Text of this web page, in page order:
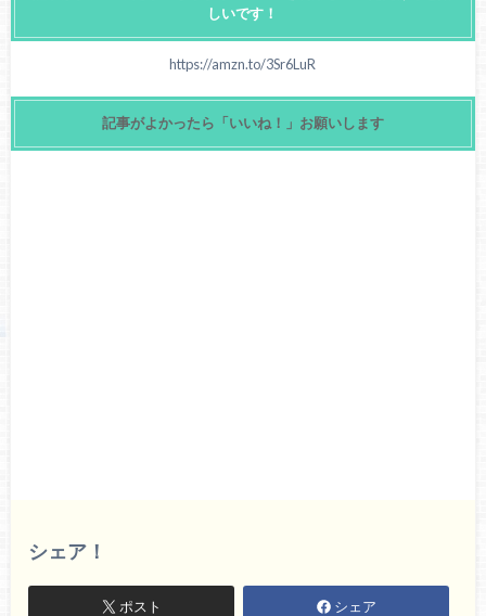
しいです！
https://amzn.to/3Sr6LuR
記事がよかったら「いいね！」お願いします
シェア！
ポスト シェア